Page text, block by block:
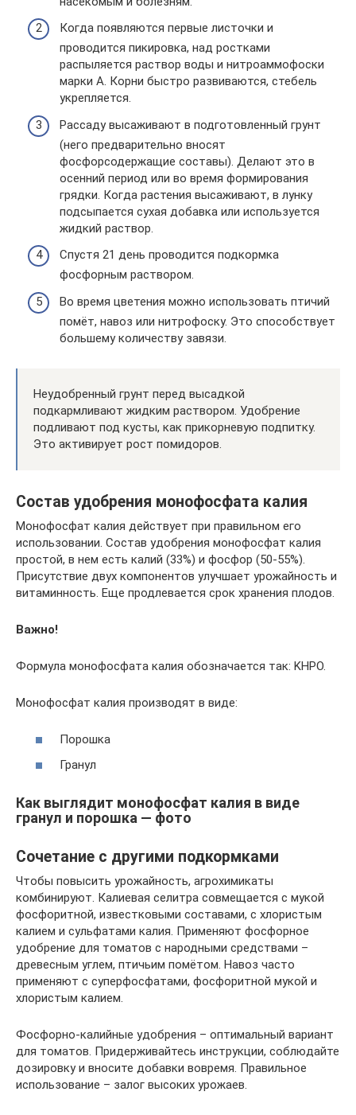
Когда появляются первые листочки и
проводится пикировка, над ростками
распыляется раствор воды и нитроаммофоски
марки А. Корни быстро развиваются, стебель
укрепляется.
Рассаду высаживают в подготовленный грунт
(него предварительно вносят
фосфорсодержащие составы). Делают это в
осенний период или во время формирования
грядки. Когда растения высаживают, в лунку
подсыпается сухая добавка или используется
жидкий раствор.
Спустя 21 день проводится подкормка
фосфорным раствором.
Во время цветения можно использовать птичий
помёт, навоз или нитрофоску. Это способствует
большему количеству завязи.
Неудобренный грунт перед высадкой
подкармливают жидким раствором. Удобрение
подливают под кусты, как прикорневую подпитку.
Это активирует рост помидоров.
Состав удобрения монофосфата калия
Монофосфат калия действует при правильном его
использовании. Состав удобрения монофосфат калия
простой, в нем есть калий (33%) и фосфор (50-55%).
Присутствие двух компонентов улучшает урожайность и
витаминность. Еще продлевается срок хранения плодов.
Важно!
Формула монофосфата калия обозначается так: KHPO.
Монофосфат калия производят в виде:
Порошка
Гранул
Как выглядит монофосфат калия в виде
гранул и порошка — фото
Сочетание с другими подкормками
Чтобы повысить урожайность, агрохимикаты
комбинируют. Калиевая селитра совмещается с мукой
фосфоритной, известковыми составами, с хлористым
калием и сульфатами калия. Применяют фосфорное
удобрение для томатов с народными средствами –
древесным углем, птичьим помётом. Навоз часто
применяют с суперфосфатами, фосфоритной мукой и
хлористым калием.
Фосфорно-калийные удобрения – оптимальный вариант
для томатов. Придерживайтесь инструкции, соблюдайте
дозировку и вносите добавки вовремя. Правильное
использование – залог высоких урожаев.